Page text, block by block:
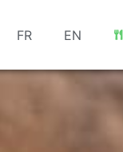
FR EN